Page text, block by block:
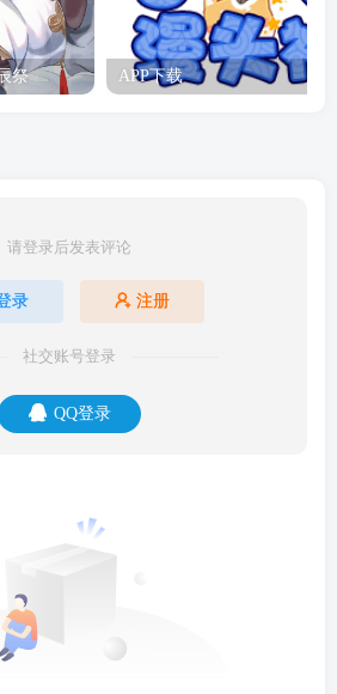
祭 APP下载
请登录后发表评论
录 注册
社交账号登录
QQ登录